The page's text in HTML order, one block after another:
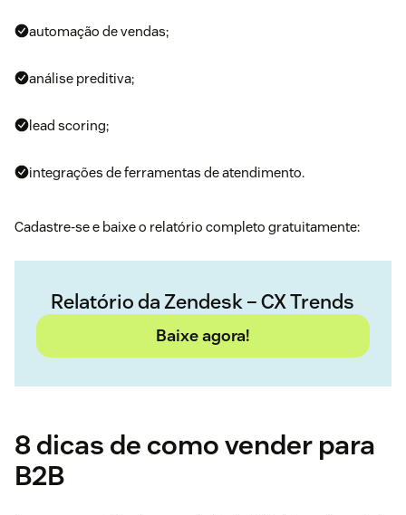
automação de vendas;
análise preditiva;
lead scoring;
integrações de ferramentas de atendimento.
Cadastre-se e baixe o relatório completo gratuitamente:
Relatório da Zendesk – CX Trends
Baixe agora!
8 dicas de como vender para
B2B